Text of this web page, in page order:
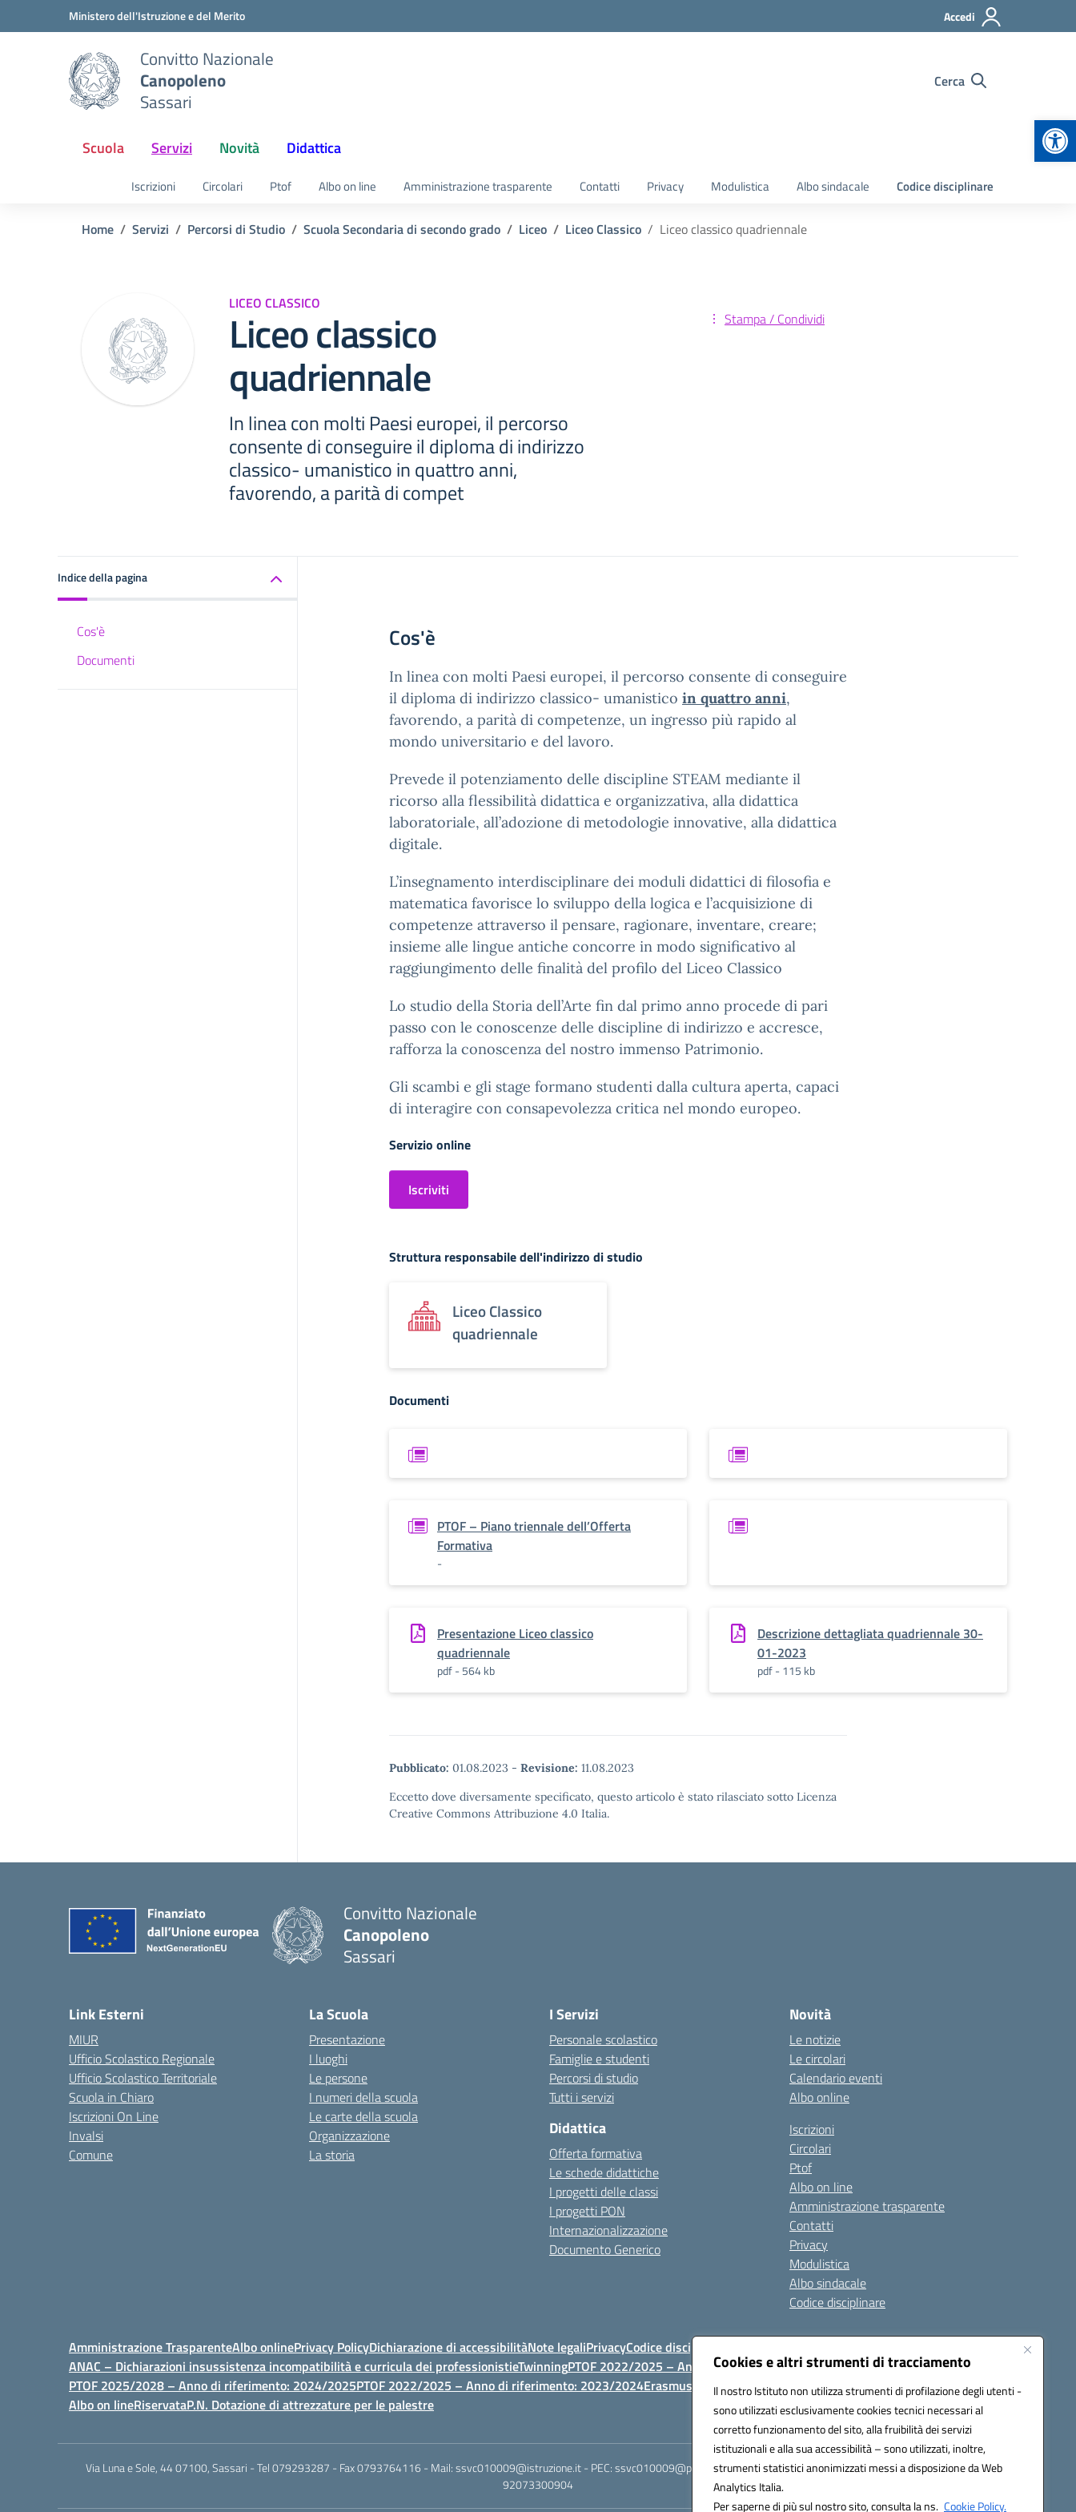
Cookies e altri strumenti di tracciamento
Il nostro Istituto non utilizza strumenti di profilazione degli utenti -
sono utilizzati esclusivamente cookies tecnici necessari al
corretto funzionamento del sito, alla fruibilità dei servizi
istituzionali e alla sua accessibilità – sono utilizzati, inoltre,
strumenti statistici anonimizzati messi a disposizione da Web
Analytics Italia.
Per saperne di più sul nostro sito, consulta la ns. Cookie Policy.
Vai ai contenuti
Vai al menu di navigazioneMinistero dell'Istruzione e del Merito Accedi
Convitto Nazionale
Canopoleno
Sassari
Cerca
Scuola Servizi Novità Didattica
Iscrizioni Circolari Ptof Albo on line Amministrazione trasparente Contatti Privacy Modulistica Albo sindacale Codice disciplinare
Home Servizi Percorsi di Studio Scuola Secondaria di secondo grado Liceo Liceo Classico Liceo classico quadriennale
LICEO CLASSICO
Liceo classico
quadriennale
In linea con molti Paesi europei, il percorso
consente di conseguire il diploma di indirizzo
classico- umanistico in quattro anni,
favorendo, a parità di compet
Stampa / Condividi
Indice della pagina
Cos'è
Documenti
Cos'è
In linea con molti Paesi europei, il percorso consente di conseguire
il diploma di indirizzo classico- umanistico in quattro anni,
favorendo, a parità di competenze, un ingresso più rapido al
mondo universitario e del lavoro.
Prevede il potenziamento delle discipline STEAM mediante il
ricorso alla flessibilità didattica e organizzativa, alla didattica
laboratoriale, all’adozione di metodologie innovative, alla didattica
digitale.
L’insegnamento interdisciplinare dei moduli didattici di filosofia e
matematica favorisce lo sviluppo della logica e l’acquisizione di
competenze attraverso il pensare, ragionare, inventare, creare;
insieme alle lingue antiche concorre in modo significativo al
raggiungimento delle finalità del profilo del Liceo Classico
Lo studio della Storia dell’Arte fin dal primo anno procede di pari
passo con le conoscenze delle discipline di indirizzo e accresce,
rafforza la conoscenza del nostro immenso Patrimonio.
Gli scambi e gli stage formano studenti dalla cultura aperta, capaci
di interagire con consapevolezza critica nel mondo europeo.
Servizio online
Iscriviti
Struttura responsabile dell'indirizzo di studio
Liceo Classico
quadriennale
Documenti
PTOF – Piano triennale dell’Offerta
Formativa
-
Presentazione Liceo classico
quadriennale
pdf - 564 kb
Descrizione dettagliata quadriennale 30-
01-2023
pdf - 115 kb
Pubblicato: 01.08.2023 - Revisione: 11.08.2023
Eccetto dove diversamente specificato, questo articolo è stato rilasciato sotto Licenza
Creative Commons Attribuzione 4.0 Italia.
Convitto Nazionale
Canopoleno
Sassari
Link Esterni
MIUR
Ufficio Scolastico Regionale
Ufficio Scolastico Territoriale
Scuola in Chiaro
Iscrizioni On Line
Invalsi
Comune
La Scuola
Presentazione
I luoghi
Le persone
I numeri della scuola
Le carte della scuola
Organizzazione
La storia
I Servizi
Personale scolastico
Famiglie e studenti
Percorsi di studio
Tutti i servizi
Didattica
Offerta formativa
Le schede didattiche
I progetti delle classi
I progetti PON
Internazionalizzazione
Documento Generico
Novità
Le notizie
Le circolari
Calendario eventi
Albo online
Iscrizioni
Circolari
Ptof
Albo on line
Amministrazione trasparente
Contatti
Privacy
Modulistica
Albo sindacale
Codice disciplinare
Amministrazione TrasparenteAlbo onlinePrivacy PolicyDichiarazione di accessibilitàNote legaliPrivacyCodice disciplinare e di comportamento
ANAC – Dichiarazioni insussistenza incompatibilità e curricula dei professionistieTwinningPTOF 2022/2025 – Anno di riferimento: 2024/2025
PTOF 2025/2028 – Anno di riferimento: 2024/2025PTOF 2022/2025 – Anno di riferimento: 2023/2024Erasmus PTOF 2025/2028 – Anno di riferimento: 2025/2026
Albo on lineRiservataP.N. Dotazione di attrezzature per le palestre
Via Luna e Sole, 44 07100, Sassari - Tel 079293287 - Fax 0793764116 - Mail: ssvc010009@istruzione.it - PEC: ssvc010009@pec.istruzione.it - C.F. / P.IVA Convitto 80000150906 - C.F. Scuole
92073300904